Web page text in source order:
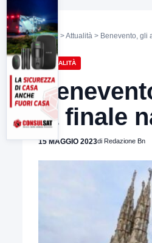
Home >Attualità > Benevento, gli
ATTUALITÀ
la finale
15 MAGGIO 2023di Redazione Bn